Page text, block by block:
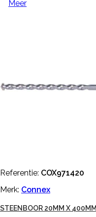
Meer
Referentie: COX971420
Merk: Connex
STEENBOOR 20MM X